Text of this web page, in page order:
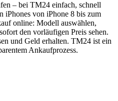
– bei TM24 einfach, schnell
iPhones von iPhone 8 bis zum
online: Modell auswählen,
den vorläufigen Preis sehen.
und Geld erhalten. TM24 ist ein
Ankaufprozess.